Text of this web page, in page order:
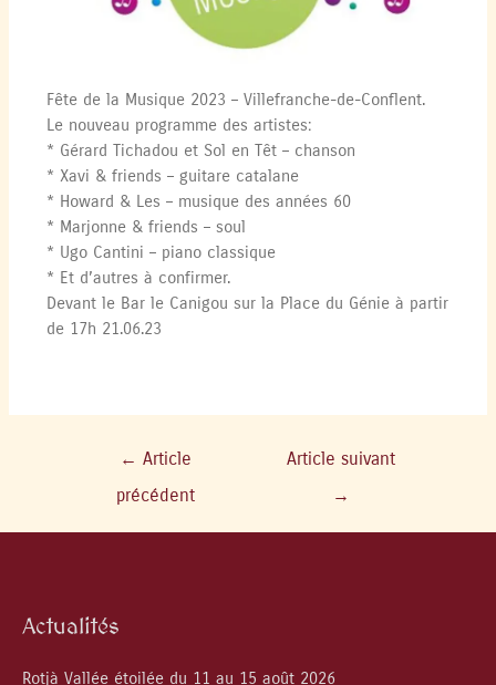
Fête de la Musique 2023 – Villefranche-de-Conflent.
Le nouveau programme des artistes:
* Gérard Tichadou et Sol en Têt – chanson
* Xavi & friends – guitare catalane
* Howard & Les – musique des années 60
* Marjonne & friends – soul
* Ugo Cantini – piano classique
* Et d’autres à confirmer.
Devant le Bar le Canigou sur la Place du Génie à partir
de 17h 21.06.23
← Article
précédent
Article suivant
→
Actualités
Rotjà Vallée étoilée du 11 au 15 août 2026